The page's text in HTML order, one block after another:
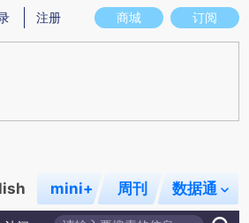
图存在偏差。不代表财新观点和立场。推荐点击
商城 订阅
注册
mini+ 周刊 数据通